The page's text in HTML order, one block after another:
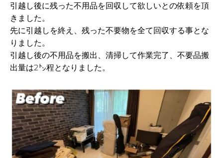
引越し後に残った不用品を回収して欲しいとの依頼を頂
きました。
先に引越しを終え、残った不要物を全て回収する事とな
りました。
引越し後の不用品を搬出、清掃して作業完了、不要品搬
出量は2㌧程となりました。